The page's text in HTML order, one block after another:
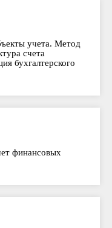
учета. Метод
счета
бухгалтерского
финансовых